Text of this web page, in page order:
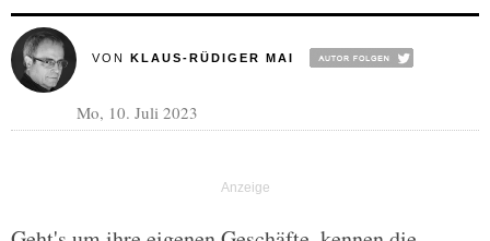
VON KLAUS-RÜDIGER MAI
Mo, 10. Juli 2023